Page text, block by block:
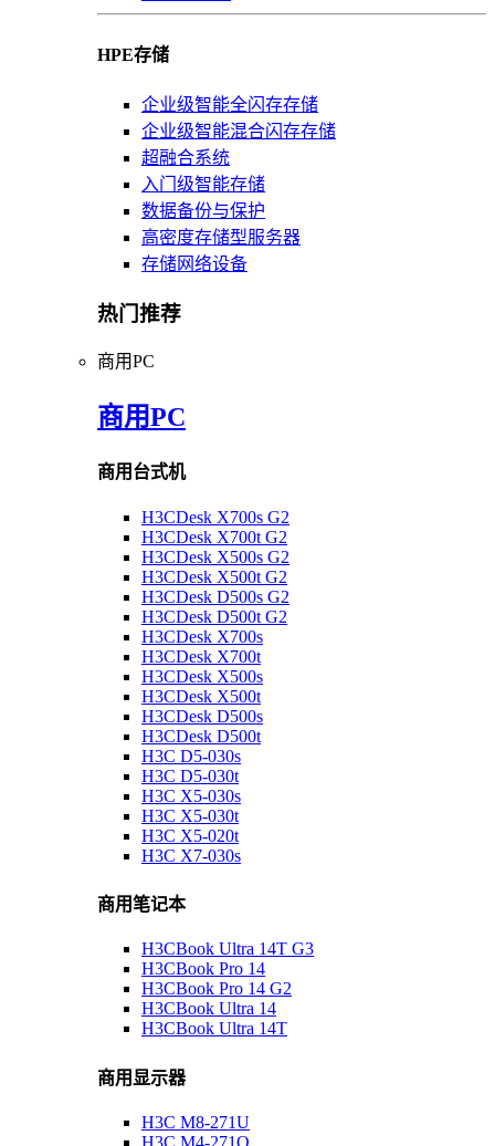
HPE存储
企业级智能全闪存存储
企业级智能混合闪存存储
超融合系统
入门级智能存储
数据备份与保护
高密度存储型服务器
存储网络设备
热门推荐
商用PC
商用PC
商用台式机
H3CDesk X700s G2
H3CDesk X700t G2
H3CDesk X500s G2
H3CDesk X500t G2
H3CDesk D500s G2
H3CDesk D500t G2
H3CDesk X700s
H3CDesk X700t
H3CDesk X500s
H3CDesk X500t
H3CDesk D500s
H3CDesk D500t
H3C D5-030s
H3C D5-030t
H3C X5-030s
H3C X5-030t
H3C X5-020t
H3C X7-030s
商用笔记本
H3CBook Ultra 14T G3
H3CBook Pro 14
H3CBook Pro 14 G2
H3CBook Ultra 14
H3CBook Ultra 14T
商用显示器
H3C M8-271U
H3C M4-271Q